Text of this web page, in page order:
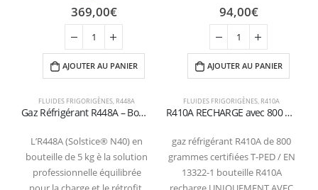
FLUIDES FRIGORIGÈNES, R448A
Gaz Réfrigérant R448A – Bouteille 5 kg 1/4 valve SAE
L’R448A (Solstice® N40) en
bouteille de 5 kg è la solution
professionnelle équilibrée
369,00€
AJOUTER AU PANIER
FLUIDES FRIGORIGÈNES, R410A
R410A RECHARGE avec 800 grammes pour le diagnostic et le conditionnement valve de recharge 1/2 Acme
gaz réfrigérant R410A de 800
grammes certifiées T-PED / EN
13322-1 bouteille R410A
94,00€
AJOUTER AU PANIER